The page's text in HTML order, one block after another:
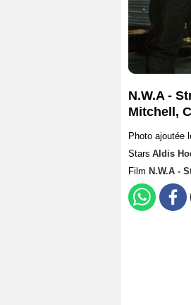
N.W.A -
Mitchell,
Photo ajoutée
Stars Aldis
Film N.W.A -